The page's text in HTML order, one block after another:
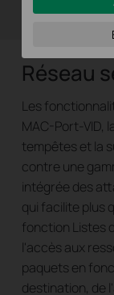
Réseau
Les
MAC-Port-VID,
tempêtes et la
contre une
intégrée des
qui facilite plus
fonction Listes
l'accès aux
paquets en
destination, de